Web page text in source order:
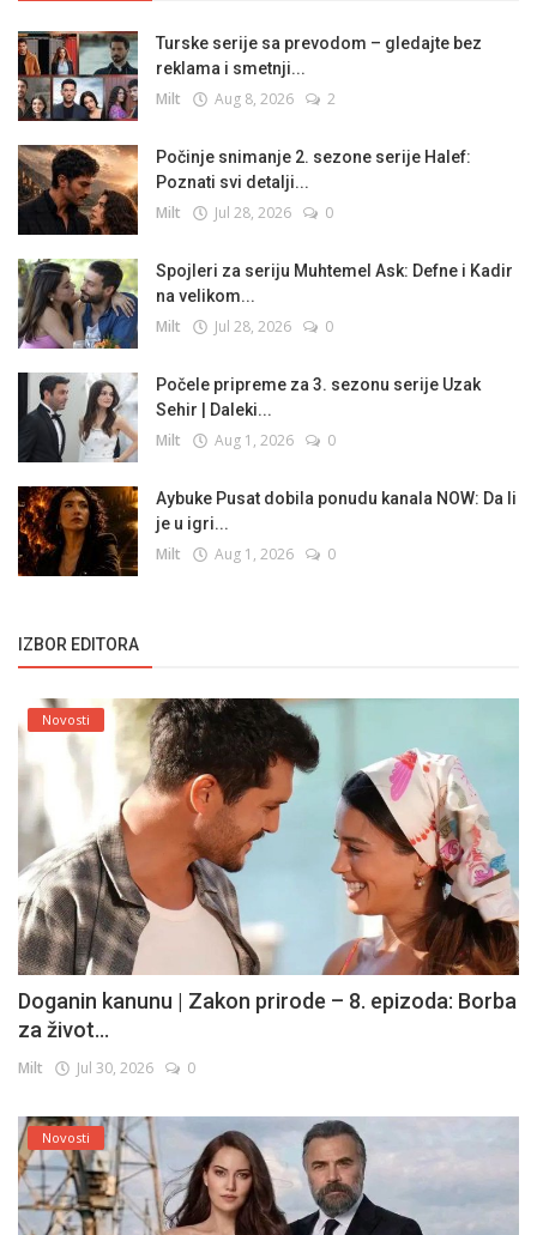
Turske serije sa prevodom – gledajte bez
reklama i smetnji...
Milt Aug 8, 2026 2
Počinje snimanje 2. sezone serije Halef:
Poznati svi detalji...
Milt Jul 28, 2026 0
Spojleri za seriju Muhtemel Ask: Defne i Kadir
na velikom...
Milt Jul 28, 2026 0
Počele pripreme za 3. sezonu serije Uzak
Sehir | Daleki...
Milt Aug 1, 2026 0
Aybuke Pusat dobila ponudu kanala NOW: Da li
je u igri...
Milt Aug 1, 2026 0
IZBOR EDITORA
Novosti
Doganin kanunu | Zakon prirode – 8. epizoda: Borba
za život...
Milt Jul 30, 2026 0
Novosti